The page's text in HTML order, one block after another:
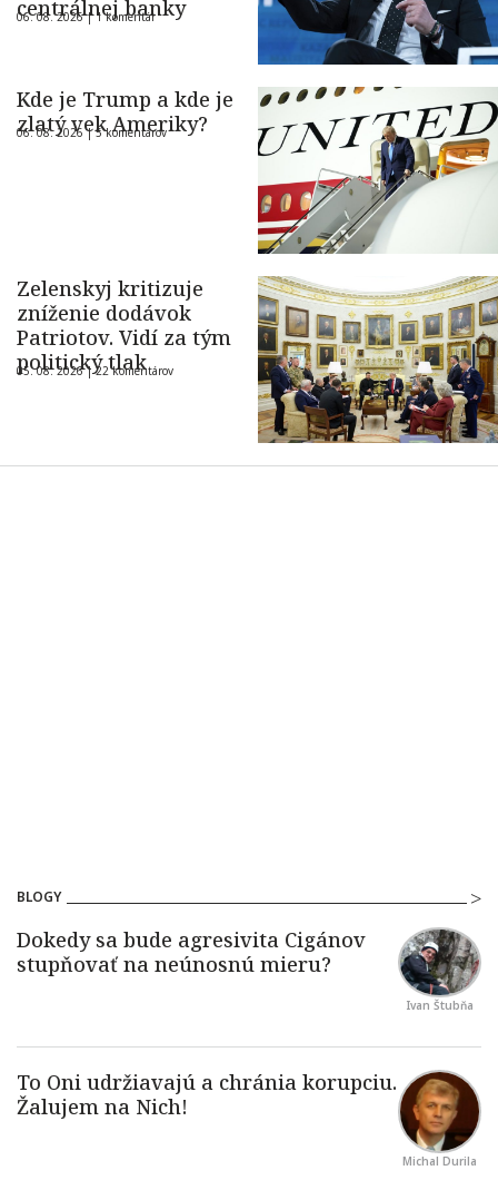
centrálnej banky
06. 08. 2026 |1 komentár
Kde je Trump a kde je
zlatý vek Ameriky?
06. 08. 2026 |5 komentárov
Zelenskyj kritizuje
zníženie dodávok
Patriotov. Vidí za tým
politický tlak
05. 08. 2026 |22 komentárov
BLOGY
Ivan Štubňa
Michal Durila